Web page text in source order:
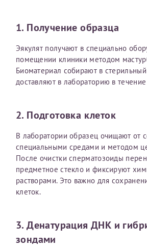
1. Получение образца
Эякулят получают в специально
помещении клиники методом
Биоматериал собирают в
доставляют в лабораторию в течение
2. Подготовка клеток
В лаборатории образец очищают от
специальными средами и методом
После очистки сперматозоиды
предметное стекло и фиксируют
растворами. Это важно для
клеток.
3. Денатурация ДНК и
зондами
2023
2025
Лично в кассе центра
Прислать на эл. почту
Направить справку сразу в
(упрощенный порядок
Телефон*